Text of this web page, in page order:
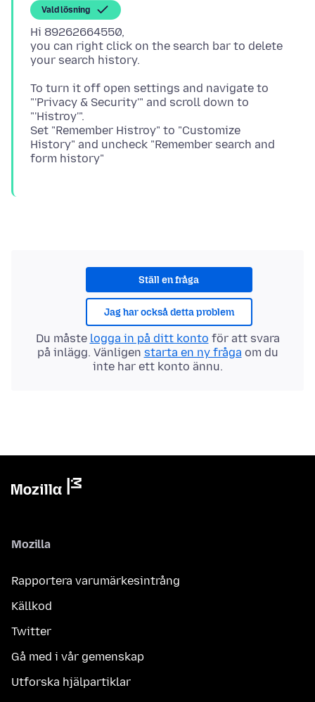
Vald lösning
Hi 89262664550,
you can right click on the search bar to delete
To turn it off open settings and navigate to
"'Privacy & Security'" and scroll down to
"'Histroy'".
Set "Remember Histroy" to "Customize
History" and uncheck "Remember search and
Ställ en fråga
Jag har också detta problem
Du måste logga in på ditt konto för att svara
på inlägg. Vänligen starta en ny fråga om du
inte har ett konto ännu.
Mozilla
Rapportera varumärkesintrång
Källkod
Twitter
Gå med i vår gemenskap
Utforska hjälpartiklar